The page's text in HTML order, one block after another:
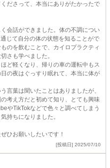
ださって、本当にありがたかったで
会話ができました。体の不調につい
じて自分の体の状態を知ることがで
のを飲むことで、カイロプラクティ
さも学べました。
ど軽くなり、帰りの車の運転中もス
の夜はぐっすり眠れて、本当に体が
言葉は聞いたことはありましたが、
考え方だと初めて知り、とても興味
やTikTokなどで色々と調べてしまう
持ちになりました。
ひお願いしたいです！
[投稿日] 2025/07/10